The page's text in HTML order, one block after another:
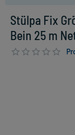
Stülpa Fix
Bein 25 m